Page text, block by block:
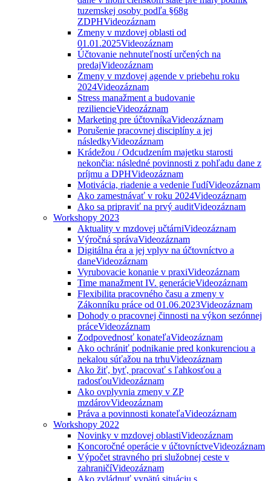
tuzemskej osoby podľa §68g
ZDPHVideozáznam
Zmeny v mzdovej oblasti od
01.01.2025Videozáznam
Účtovanie nehnuteľností určených na
predajVideozáznam
Zmeny v mzdovej agende v priebehu roku
2024Videozáznam
Stress manažment a budovanie
reziliencieVideozáznam
Marketing pre účtovníkaVideozáznam
Porušenie pracovnej disciplíny a jej
následkyVideozáznam
Krádežou / Odcudzením majetku starosti
nekončia: následné povinnosti z pohľadu dane z
príjmu a DPHVideozáznam
Motivácia, riadenie a vedenie ľudíVideozáznam
Ako zamestnávať v roku 2024Videozáznam
Ako sa pripraviť na prvý auditVideozáznam
Workshopy 2023
Aktuality v mzdovej učtárniVideozáznam
Výročná správaVideozáznam
Digitálna éra a jej vplyv na účtovníctvo a
daneVideozáznam
Vyrubovacie konanie v praxiVideozáznam
Time manažment IV. generácieVideozáznam
Flexibilita pracovného času a zmeny v
Zákonníku práce od 01.06.2023Videozáznam
Dohody o pracovnej činnosti na výkon sezónnej
práceVideozáznam
Zodpovednosť konateľaVideozáznam
Ako ochrániť podnikanie pred konkurenciou a
nekalou súťažou na trhuVideozáznam
Ako žiť, byť, pracovať s ľahkosťou a
radosťouVideozáznam
Ako ovplyvnia zmeny v ZP
mzdárovVideozáznam
Práva a povinnosti konateľaVideozáznam
Workshopy 2022
Novinky v mzdovej oblastiVideozáznam
Koncoročné operácie v účtovníctveVideozáznam
Výpočet stravného pri služobnej ceste v
zahraničíVideozáznam
Ako zvládnuť vypätú situáciu s